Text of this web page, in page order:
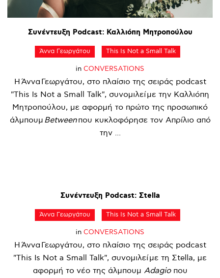
Συνέντευξη Podcast: Καλλιόπη Μητροπούλου
Άννα Γεωργάτου This Is Not a Small Talk
in CONVERSATIONS
Η Άννα Γεωργάτου, στο πλαίσιο της σειράς podcast
"This Is Not a Small Talk", συνομιλεί με την Καλλιόπη
Μητροπούλου, με αφορμή το πρώτο της προσωπικό
άλμπουμ Betweenπου κυκλοφόρησε τον Απρίλιο από
την ...
Συνέντευξη Podcast: Σtella
Άννα Γεωργάτου This Is Not a Small Talk
in CONVERSATIONS
Η Άννα Γεωργάτου, στο πλαίσιο της σειράς podcast
"This Is Not a Small Talk", συνομιλεί με τη Σtella, με
αφορμή το νέο της άλμπουμ Adagioπου